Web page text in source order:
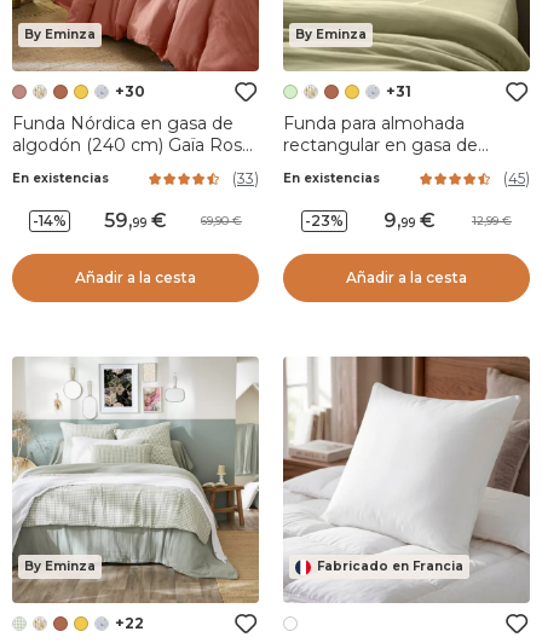
By Eminza
+30
Funda Nórdica en gasa de
algodón (240 cm) Gaïa Rosa
En existencias (33)
-14% 59,99 69,90
Añadir a la cesta
By Eminza
+31
Funda para almohada
rectangular en gasa de
algodón (L70 cm) Gaïa Verde
tilo
En existencias (45)
-23% 9,99 12,99
Añadir a la cesta
By Eminza
+22
Fabricado en Francia